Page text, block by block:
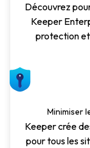
Découvrez
Keeper
protection
Minimiser
Keeper crée
pour tous les